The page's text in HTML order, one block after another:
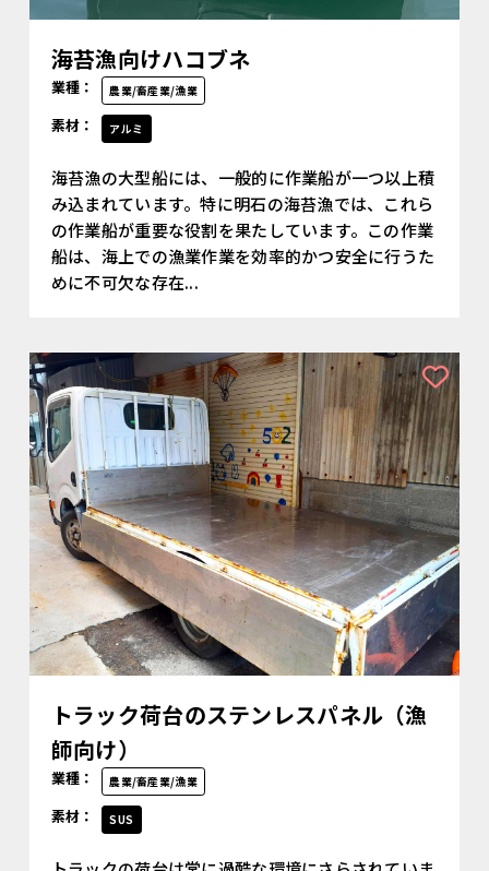
海苔漁向けハコブネ
業種： 農業/畜産業/漁業
素材： アルミ
海苔漁の大型船には、一般的に作業船が一つ以上積
み込まれています。特に明石の海苔漁では、これら
の作業船が重要な役割を果たしています。この作業
船は、海上での漁業作業を効率的かつ安全に行うた
めに不可欠な存在...
トラック荷台のステンレスパネル（漁
師向け）
業種： 農業/畜産業/漁業
素材： SUS